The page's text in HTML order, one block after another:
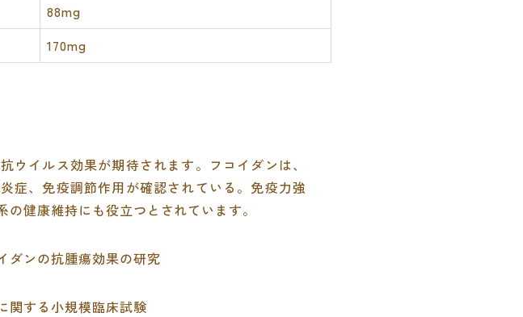
88mg
170mg
イルス効果が期待されます。フコイダンは、
症、免疫調節作用が確認されている。免疫力強
健康維持にも役立つとされています。
ダンの抗腫瘍効果の研究
関する小規模臨床試験